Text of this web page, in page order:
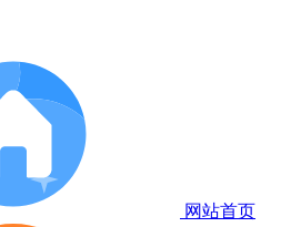
网站首页